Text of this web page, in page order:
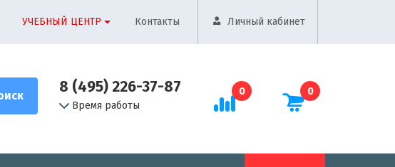
УЧЕБНЫЙ ЦЕНТР Контакты Личный кабинет
8 (495) 226-37-87
Время работы
0 0